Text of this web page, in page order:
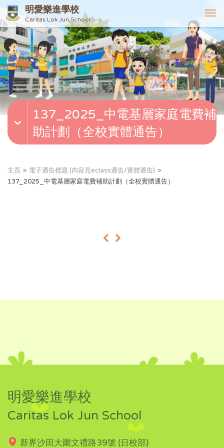
明愛樂進學校
Caritas Lok Jun School
T
o
g
g
l
e
n
v
i
137_2025_中電基層家庭電費補
助計劃（全校實體通告）
主頁
電子通告標題 (內容見eclass通告/實體通告)
137_2025_中電基層家庭電費補助計劃（全校實體通告）
« »
明愛樂進學校
Caritas Lok Jun School
新界沙田大圍文禮路39號 (日校部)